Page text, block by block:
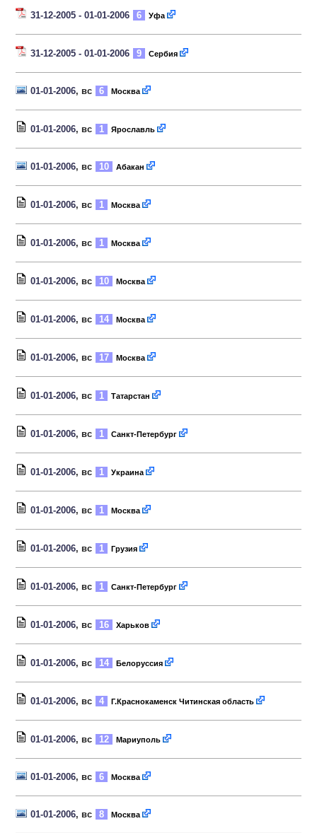
31-12-2005 - 01-01-2006 6 Уфа
31-12-2005 - 01-01-2006 9 Сербия
01-01-2006, вс 6 Москва
01-01-2006, вс 1 Ярославль
01-01-2006, вс 10 Абакан
01-01-2006, вс 1 Москва
01-01-2006, вс 1 Москва
01-01-2006, вс 10 Москва
01-01-2006, вс 14 Москва
01-01-2006, вс 17 Москва
01-01-2006, вс 1 Татарстан
01-01-2006, вс 1 Санкт-Петербург
01-01-2006, вс 1 Украина
01-01-2006, вс 1 Москва
01-01-2006, вс 1 Грузия
01-01-2006, вс 1 Санкт-Петербург
01-01-2006, вс 16 Харьков
01-01-2006, вс 14 Белоруссия
01-01-2006, вс 4 Г.Краснокаменск Читинская область
01-01-2006, вс 12 Мариуполь
01-01-2006, вс 6 Москва
01-01-2006, вс 8 Москва